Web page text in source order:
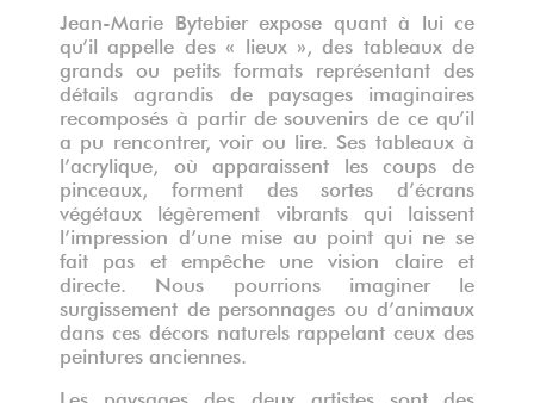
Jean-Marie Bytebier expose quant à lui ce
qu’il appelle des « lieux », des tableaux de
grands ou petits formats représentant des
détails agrandis de paysages imaginaires
recomposés à partir de souvenirs de ce qu’il
a pu rencontrer, voir ou lire. Ses tableaux à
l’acrylique, où apparaissent les coups de
pinceaux, forment des sortes d’écrans
végétaux légèrement vibrants qui laissent
l’impression d’une mise au point qui ne se
fait pas et empêche une vision claire et
directe. Nous pourrions imaginer le
surgissement de personnages ou d’animaux
dans ces décors naturels rappelant ceux des
peintures anciennes.
Les paysages des deux artistes sont des